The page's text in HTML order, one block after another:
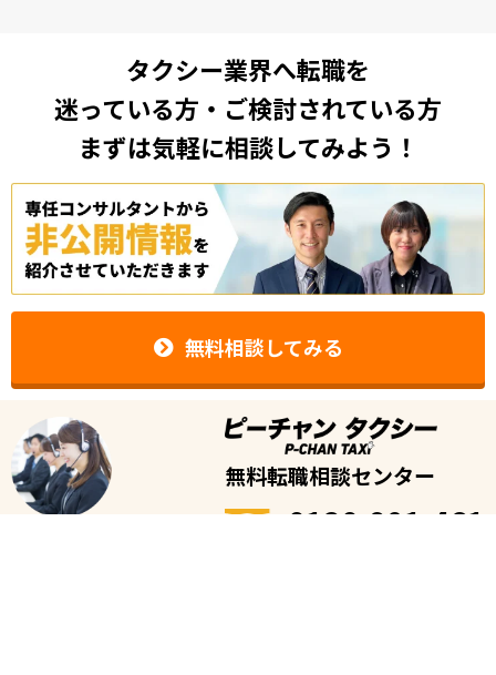
タクシー業界へ転職を
迷っている方・ご検討されている方
まずは気軽に相談してみよう！
無料相談してみる
無料転職相談センター
0120-981-461